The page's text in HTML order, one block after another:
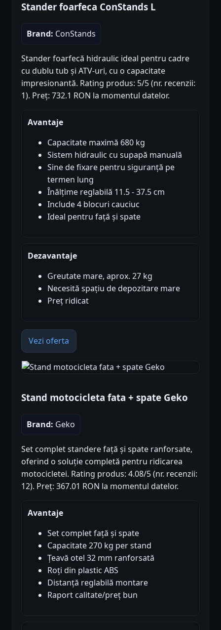
Stander foarfeca ConStands L
Brand: ConStands
Stander foarfecă hidraulic ideal pentru cadre
cu dublu tub și ATV-uri, cu o capacitate
impresionantă. Rating produs: 5/5 (nr. recenzii:
1). Preț: 732.1 RON la momentul datelor.
Avantaje
Capacitate maximă 680 kg
Sistem hidraulic cu supapă manuală
Sine de fixare pentru siguranță pe
termen lung
Înălțime reglabilă 11.5 - 37.5 cm
Include 4 blocuri cauciuc
Ideal pentru față și spate
Dezavantaje
Greutate mare, aprox. 27 kg
Necesită spațiu de depozitare mare
Preț ridicat
Vezi oferta
Stand motocicleta fata + spate Geko
Brand: Geko
Set complet standere față și spate ranforsate,
oferind o soluție completă pentru ridicarea
motocicletei. Rating produs: 4.08/5 (nr. recenzii:
12). Preț: 367.01 RON la momentul datelor.
Avantaje
Set complet față și spate
Capacitate 270 kg per stand
Țeavă otel 32 mm ranforsată
Roți din plastic ABS
Distanță reglabilă montare
Raport calitate/preț bun